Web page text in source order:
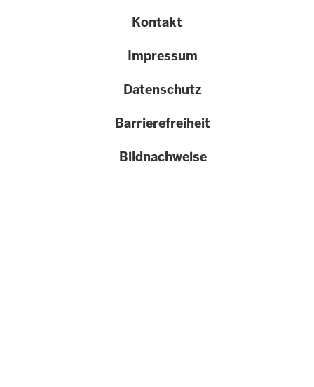
Kontakt
Impressum
Datenschutz
Barrierefreiheit
Bildnachweise